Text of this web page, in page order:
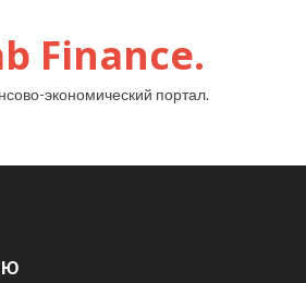
Finance.
экономический портал.